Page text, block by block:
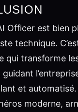
Officer est bien
technique.
qui transforme
guidant
et automatisé.
moderne,